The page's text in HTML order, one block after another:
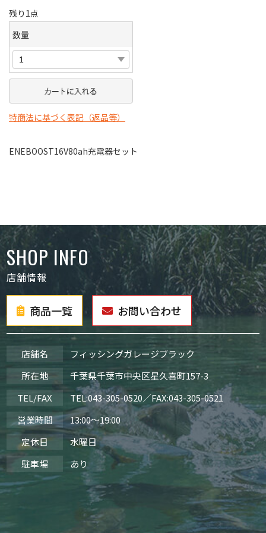
残り1点
数量
特商法に基づく表記（返品等）
ENEBOOST16V80ah充電器セット
SHOP INFO
店舗情報
商品一覧 お問い合わせ
店舗名
フィッシングガレージブラック
所在地
千葉県千葉市中央区星久喜町157-3
TEL/FAX
TEL:043-305-0520／FAX:043-305-0521
営業時間
13:00～19:00
定休日
水曜日
駐車場
あり